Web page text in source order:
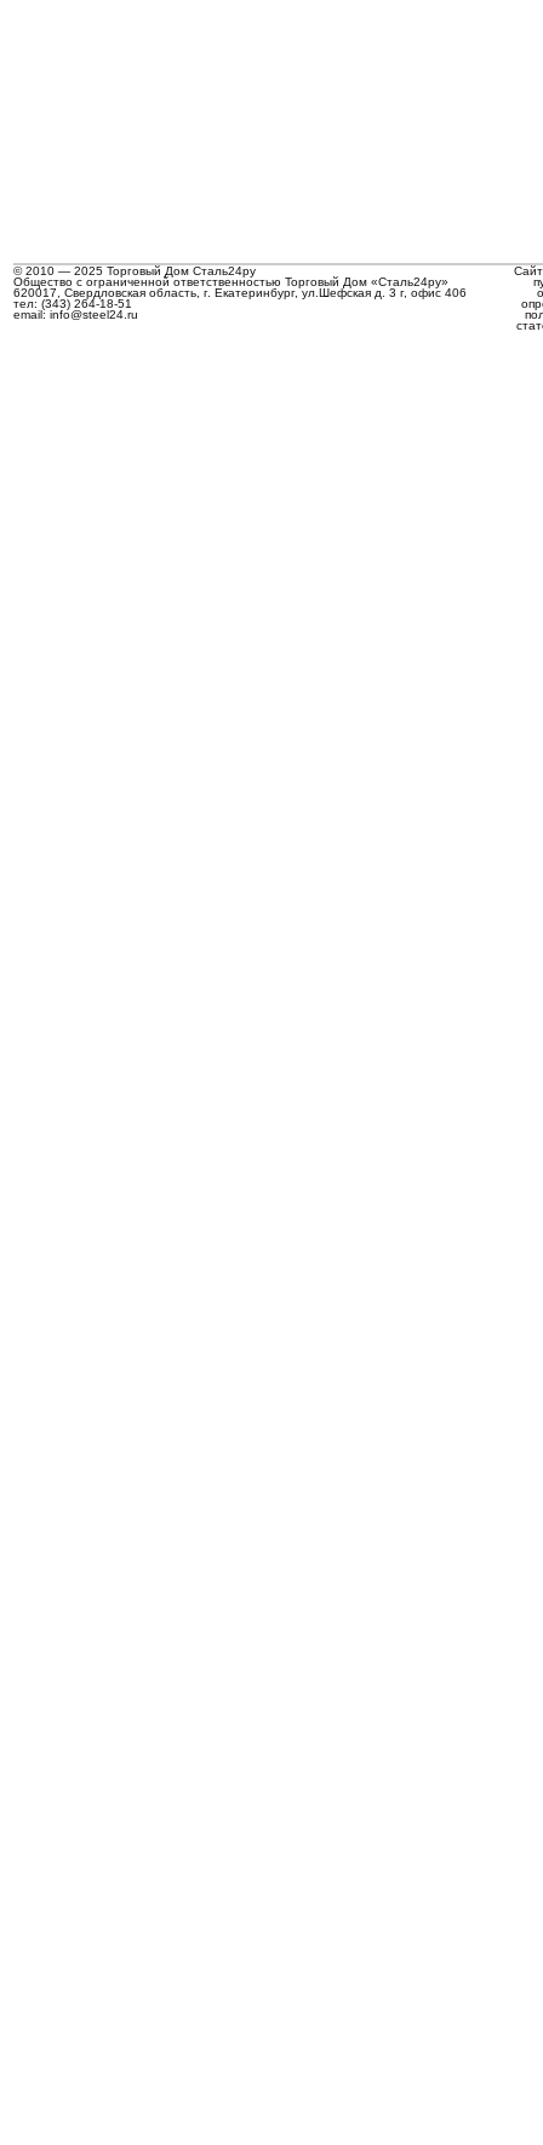
© 2010 — 2025 Торговый Дом Сталь24ру
Общество с ограниченной ответственностью Торговый Дом «Сталь24ру»
620017, Свердловская область, г. Екатеринбург, ул.Шефская д. 3 г, офис 406
тел: (343) 264-18-51
email: info@steel24.ru